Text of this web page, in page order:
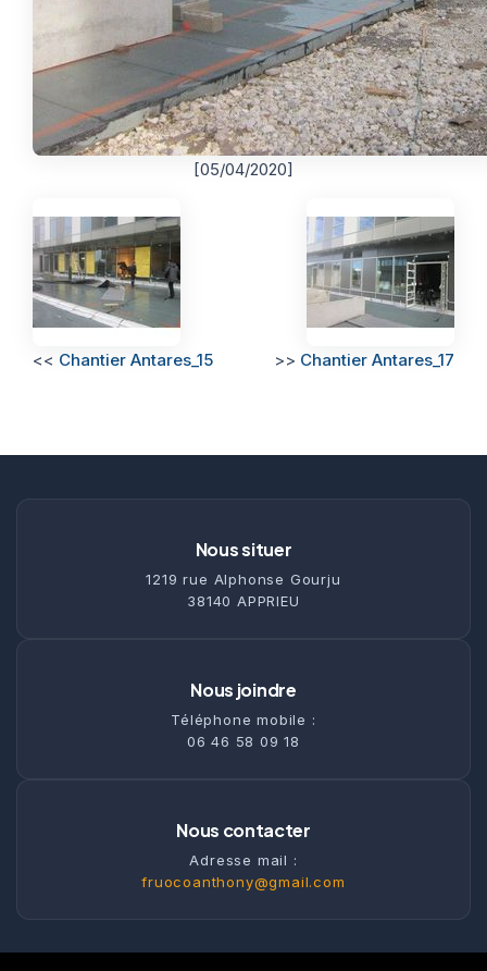
[05/04/2020]
<< Chantier Antares_15 >> Chantier Antares_17
Nous situer
1219 rue Alphonse Gourju
38140 APPRIEU
Nous joindre
Téléphone mobile :
06 46 58 09 18
Nous contacter
Adresse mail :
fruocoanthony@gmail.com